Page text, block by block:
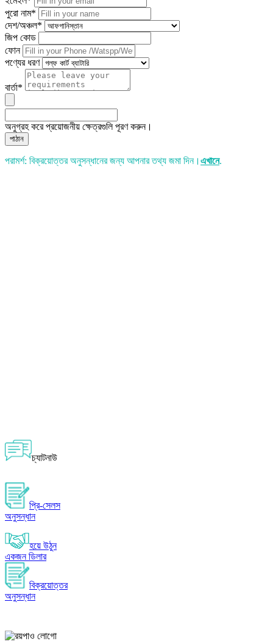
পুরো নাম*
দেশ/অঞ্চল*
জিপ কোড
ফোন
পণ্যের ধরণ
বার্তা*
অনুগ্রহ করে প্রয়োজনীয় ক্ষেত্রগুলি পূরণ করুন।
পাঠান
পরামর্শ: বিক্রয়োত্তর অনুসন্ধানের জন্য আপনার তথ্য জমা দিন। এখানে.
চ্যাটনাউ
প্রি-সেলস
অনুসন্ধান
হয়ে উঠুন
একজন ডিলার
বিক্রয়োত্তর
অনুসন্ধান